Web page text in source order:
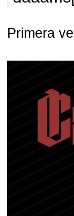
Primera